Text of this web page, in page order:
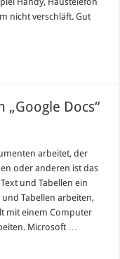
nicht verschläft. Gut
„Google Docs“
arbeitet, der
oder anderen ist das
und Tabellen ein
Tabellen arbeiten,
mit einem Computer
Microsoft …